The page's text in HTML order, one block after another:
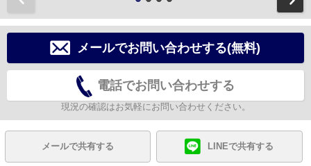
メールでお問い合わせする(無料)
電話でお問い合わせする
現況の確認はお気軽にお問い合わせください。
メールで共有する LINEで共有する